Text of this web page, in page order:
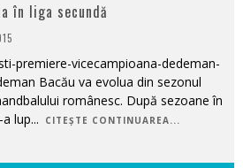
în liga secundă
premiere-vicecampioana-dedeman-
Bacău va evolua din sezonul
românesc. După sezoane în
lup... CITEȘTE CONTINUAREA...